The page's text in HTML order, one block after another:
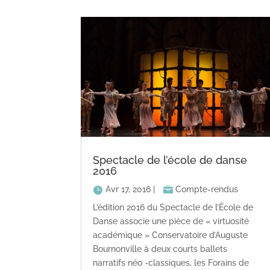
Spectacle de l’école de danse
2016
Avr 17, 2016
Compte-rendus
L’édition 2016 du Spectacle de l’École de
Danse associe une pièce de « virtuosité
académique » Conservatoire d’Auguste
Bournonville à deux courts ballets
narratifs néo -classiques, les Forains de